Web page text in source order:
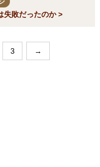
失敗だったのか >
3 →